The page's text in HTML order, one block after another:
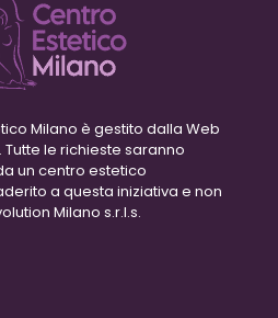
Milano è gestito dalla Web
Tutte le richieste saranno
un centro estetico
a questa iniziativa e non
Milano s.r.l.s.